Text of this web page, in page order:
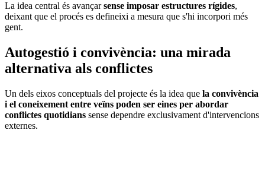
La idea central és avançarsense imposar estructures rígides,
deixant que el procés es defineixi a mesura que s'hi incorpori més
gent.
Autogestió i convivència: una mirada
alternativa als conflictes
Un dels eixos conceptuals del projecte és la idea que la convivència
i el coneixement entre veïns poden ser eines per abordar
conflictes quotidians sense dependre exclusivament d'intervencions
externes.